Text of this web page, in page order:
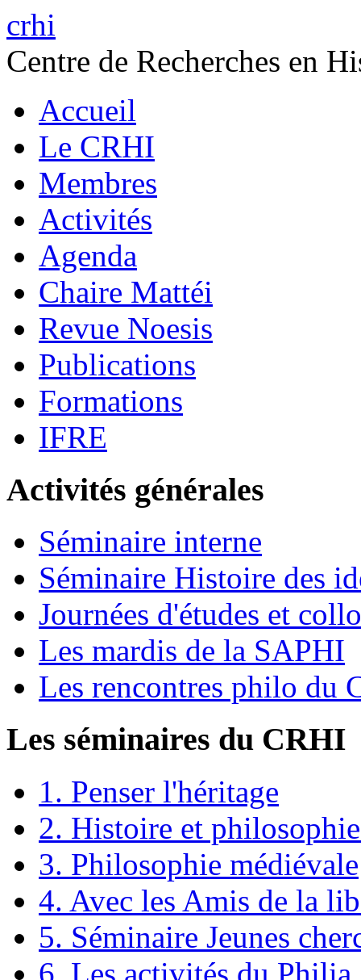
crhi
Centre de Recherches en
Accueil
Le CRHI
Membres
Activités
Agenda
Chaire Mattéi
Revue Noesis
Publications
Formations
IFRE
Activités générales
Séminaire interne
Séminaire Histoire des
Journées d'études et
Les mardis de la SAPHI
Les rencontres philo du
Les séminaires du CRHI
1. Penser l'héritage
2. Histoire et philosophie
3. Philosophie médiévale
4. Avec les Amis de la
5. Séminaire Jeunes
6. Les activités du Philia